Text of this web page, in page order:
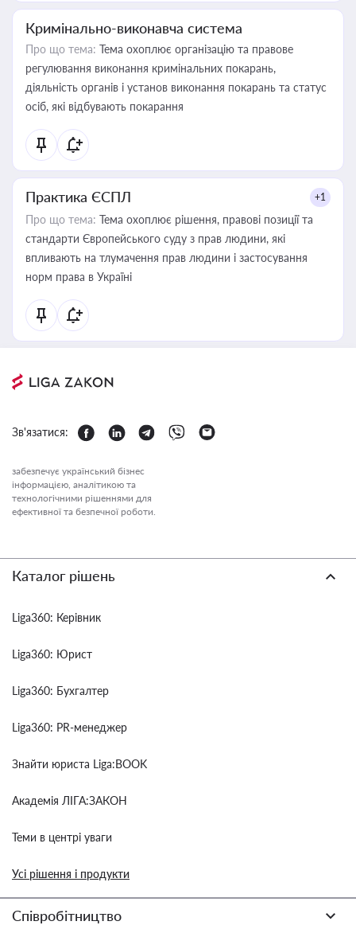
Кримінально-виконавча система
Про що тема: Тема охоплює організацію та правове
регулювання виконання кримінальних покарань,
діяльність органів і установ виконання покарань та статус
осіб, які відбувають покарання
Практика ЄСПЛ +1
Про що тема: Тема охоплює рішення, правові позиції та
стандарти Європейського суду з прав людини, які
впливають на тлумачення прав людини і застосування
норм права в Україні
Зв'язатися:
забезпечує український бізнес
інформацією, аналітикою та
технологічними рішеннями для
ефективної та безпечної роботи.
Каталог рішень
Liga360: Керівник
Liga360: Юрист
Liga360: Бухгалтер
Liga360: PR-менеджер
Знайти юриста Liga:BOOK
Академія ЛІГА:ЗАКОН
Теми в центрі уваги
Усі рішення і продукти
Співробітництво